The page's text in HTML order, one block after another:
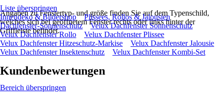
Angaben zu Fenstertyp- und größe finden Sie auf dem Typenschild,
welches sich bei geöffnetem Fenster rechts oder links hinter der
Griffleiste befindet.
Liste überspringen
Innendeko & Bildershop
Plissees, Rollos & Jalousien
Dachfenster-Sonnenschutz
Velux Dachfenster Sonnenschutz
Velux Dachfenster Rollo
Velux Dachfenster Plissee
Velux Dachfenster Hitzeschutz-Markise
Velux Dachfenster Jalousie
Velux Dachfenster Insektenschutz
Velux Dachfenster Kombi-Set
Kundenbewertungen
Bereich überspringen